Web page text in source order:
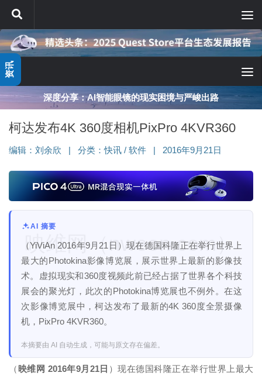
跳至内容
深度分享：AI智能眼镜的现实困境与严峻出路
柯达发布4K 360度相机PixPro 4KVR360
编辑： 刘余欣 分类：快讯 / 软件 2016年9月21日
AI 摘要
（YiViAn 2016年9月21日）现在德国科隆正在举行世界上
最大的Photokina影像博览展，展示世界上最新的影像技
术。虚拟现实和360度视频此前已经占据了世界各个科技
展会的聚光灯，此次的Photokina博览展也不例外。在这
次影像博览展中，柯达发布了最新的4K 360度全景摄像
机，PixPro 4KVR360。
本摘要由 AI 自动生成，可能与原文存在偏差。
（ 映维网 2016年9月21日 ）现在德国科隆正在举行世界上最大
映维网（nweon.com）
资讯